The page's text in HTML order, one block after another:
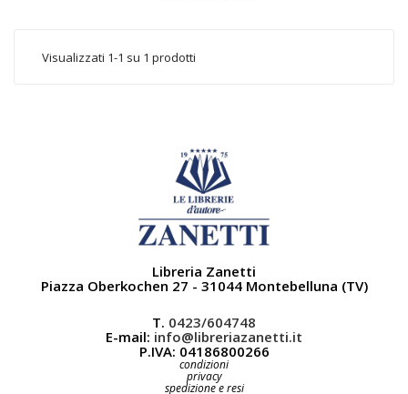
Visualizzati 1-1 su 1 prodotti
Libreria Zanetti
Piazza Oberkochen 27 - 31044 Montebelluna (TV)
T. 0423/604748
E-mail: info@libreriazanetti.it
P.IVA: 04186800266
condizioni
privacy
spedizione e resi